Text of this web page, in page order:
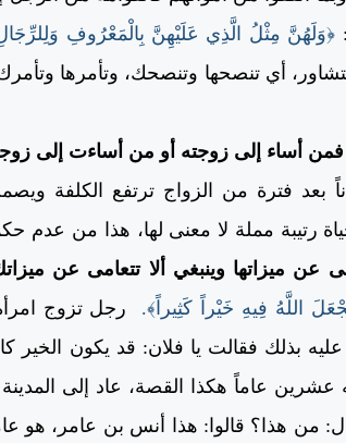
﴿وَلَهُنَّ مِثْلُ الَّذِي عَلَيْهِنَّ بِالْمَعْرُوفِ
أي تنصحها وتنصحك، وتأمرها
أساء إلى زوجته أو من أساءت إلى
بعد فترة من الزواج ترتفع الكلفة
مملة لا معنى لها، هذا من عدم
عن ميزاتها وينبغي ألا تتعامى عن
اللَّهُ فِيهِ خَيْراً كَثِيراً﴾.
رجل تزوج
بذلك فقالت يا فلان: قد يكون الخير
عاماً هكذا القصة، عاد إلى
من هذا؟ قالوا: هذا أنس بن عامر، هو